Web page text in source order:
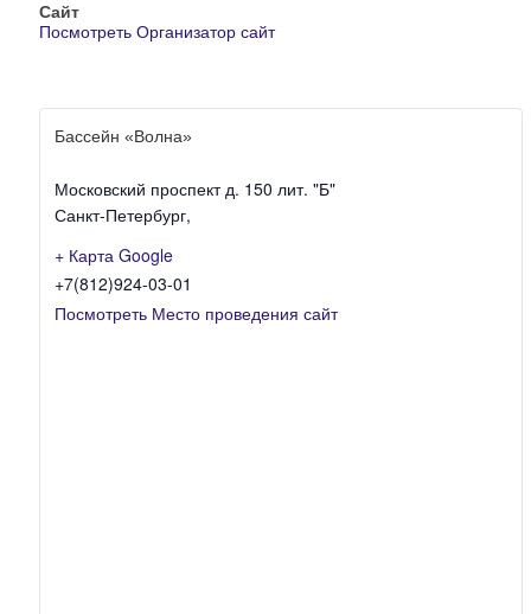
Сайт
Посмотреть Организатор сайт
Бассейн «Волна»
Московский проспект д. 150 лит. "Б"
Санкт-Петербург,
+ Карта Google
+7(812)924-03-01
Посмотреть Место проведения сайт